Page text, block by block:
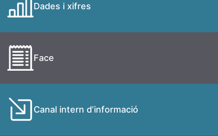
Dades i xifres
Face
Canal intern d’informació